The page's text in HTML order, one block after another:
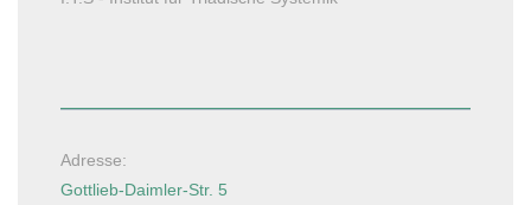
Adresse:
Gottlieb-Daimler-Str. 5